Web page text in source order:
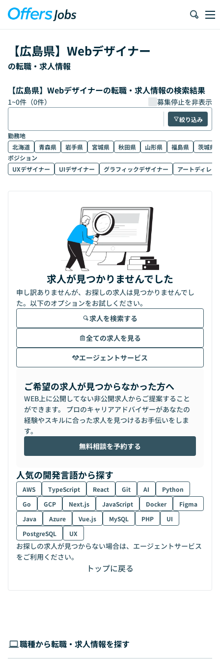
【広島県】 Webデザイナー
の転職・求人情報
【広島県】Webデザイナーの転職・求人情報の検索結果
1~0件（0件） 募集停止を非表示
絞り込み
勤務地
北海道
青森県 岩手県 宮城県 秋田県 山形県 福島県
茨城県
ポジション
UXデザイナー
UIデザイナー グラフィックデザイナー アートディレク
求人が見つかりませんでした
申し訳ありませんが、お探しの求人は見つかりませんでし
た。以下のオプションをお試しください。
求人を検索する
全ての求人を見る
エージェントサービス
ご希望の求人が見つからなかった方へ
WEB上に公開してない非公開求人からご提案すること
ができます。 プロのキャリアアドバイザーがあなたの
経験やスキルに合った求人を見つけるお手伝いをしま
す。
無料相談を予約する
人気の開発言語から探す
AWS TypeScript React Git AI
Python
Go
GCP Next.js JavaScript Docker
Figma
Java
Azure Vue.js MySQL PHP
UI
PostgreSQL
UX
お探しの求人が見つからない場合は、エージェントサービス
をご利用ください。
トップに戻る
職種から転職・求人情報を探す